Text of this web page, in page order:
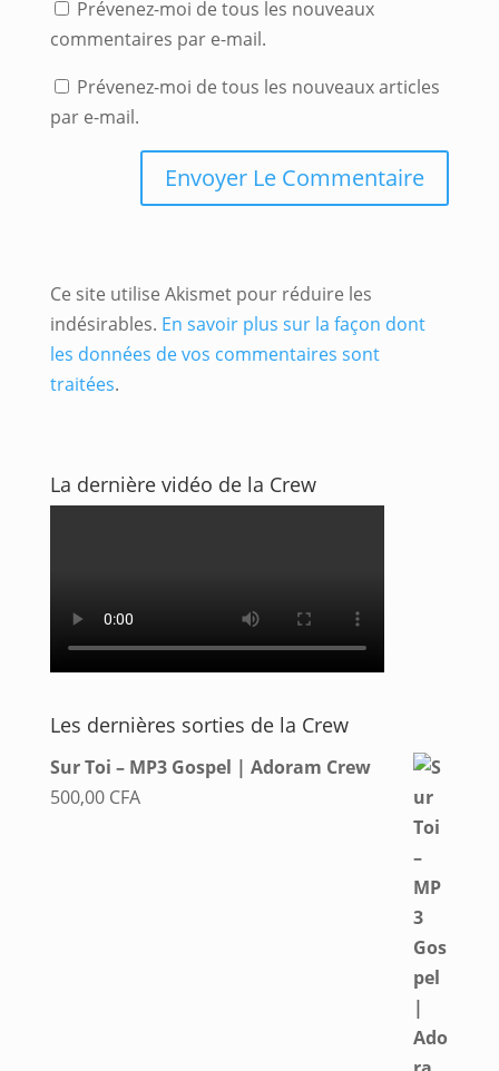
Prévenez-moi de tous les nouveaux
commentaires par e-mail.
Prévenez-moi de tous les nouveaux articles
par e-mail.
Ce site utilise Akismet pour réduire les
indésirables. En savoir plus sur la façon dont
les données de vos commentaires sont
traitées.
La dernière vidéo de la Crew
Les dernières sorties de la Crew
Sur Toi – MP3 Gospel | Adoram Crew
500,00 CFA